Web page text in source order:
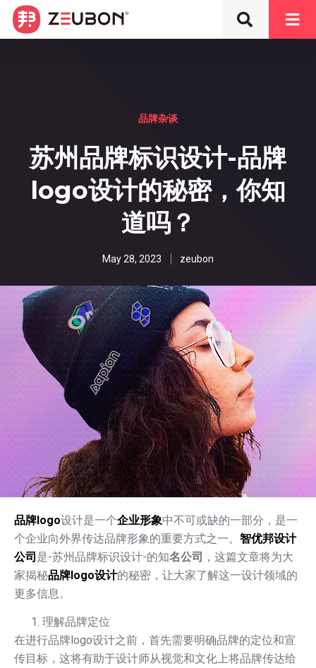
品牌杂谈
苏州品牌标识设计-品牌
logo设计的秘密，你知
道吗？
May 28, 2023 zeubon
品牌logo设计是一个企业形象中不可或缺的一部分，是一
个企业向外界传达品牌形象的重要方式之一。 智优邦设计
公司 是-苏州品牌标识设计-的知名公司 ，这篇文章将为大
家揭秘品牌logo设计的秘密，让大家了解这一设计领域的
更多信息。
理解品牌定位
在进行品牌logo设计之前，首先需要明确品牌的定位和宣
传目标，这将有助于设计师从视觉和文化上将品牌传达给